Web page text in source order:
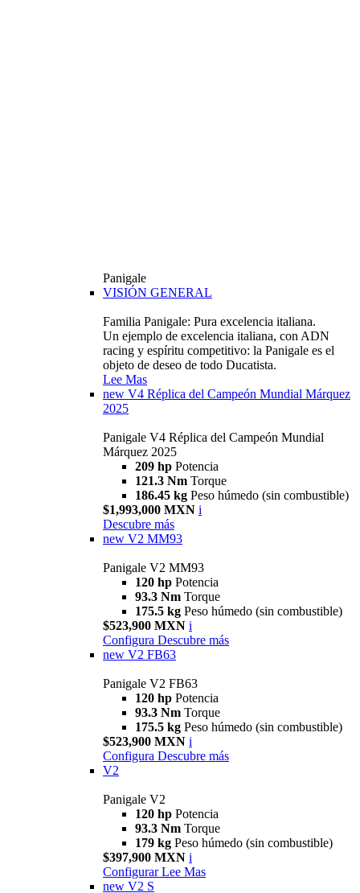
Panigale
VISIÓN GENERAL
Familia Panigale: Pura excelencia italiana.
Un ejemplo de excelencia italiana, con ADN
racing y espíritu competitivo: la Panigale es el
objeto de deseo de todo Ducatista.
Lee Mas
new V4 Réplica del Campeón Mundial Márquez
2025
Panigale V4 Réplica del Campeón Mundial
Márquez 2025
209 hp Potencia
121.3 Nm Torque
186.45 kg Peso húmedo (sin combustible)
$1,993,000 MXN i
Descubre más
new V2 MM93
Panigale V2 MM93
120 hp Potencia
93.3 Nm Torque
175.5 kg Peso húmedo (sin combustible)
$523,900 MXN i
Configura Descubre más
new V2 FB63
Panigale V2 FB63
120 hp Potencia
93.3 Nm Torque
175.5 kg Peso húmedo (sin combustible)
$523,900 MXN i
Configura Descubre más
V2
Panigale V2
120 hp Potencia
93.3 Nm Torque
179 kg Peso húmedo (sin combustible)
$397,900 MXN i
Configurar Lee Mas
new V2 S